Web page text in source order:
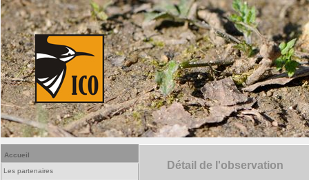
Accueil
Les partenaires Détail de l'observation